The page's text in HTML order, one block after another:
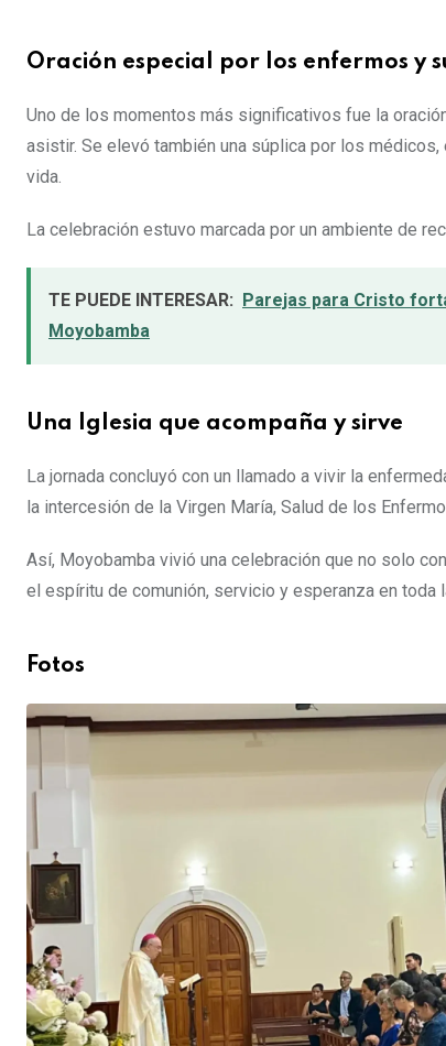
Oración especial por los enfermos y
Uno de los momentos más significativos fue la
asistir. Se elevó también una súplica por los
vida.
La celebración estuvo marcada por un ambiente de
TE PUEDE INTERESAR:
Parejas para Cristo
Moyobamba
Una Iglesia que acompaña y sirve
La jornada concluyó con un llamado a vivir la
la intercesión de la Virgen María, Salud de los
Así, Moyobamba vivió una celebración que no solo
el espíritu de comunión, servicio y esperanza en toda
Fotos